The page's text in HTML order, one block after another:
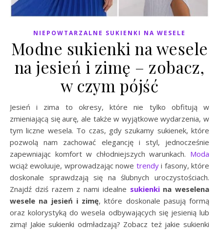
NIEPOWTARZALNE SUKIENKI NA WESELE
Modne sukienki na wesele
na jesień i zimę – zobacz,
w czym pójść
Jesień i zima to okresy, które nie tylko obfitują w
zmieniającą się aurę, ale także w wyjątkowe wydarzenia, w
tym liczne wesela. To czas, gdy szukamy sukienek, które
pozwolą nam zachować elegancję i styl, jednocześnie
zapewniając komfort w chłodniejszych warunkach. Moda
wciąż ewoluuje, wprowadzając nowe trendyi fasony, które
doskonale sprawdzają się na ślubnych uroczystościach.
Znajdź dziś razem z nami idealne sukienkina weselena
wesele na jesień i zimę, które doskonale pasują formą
oraz kolorystyką do wesela odbywających się jesienią lub
zimą! Jakie sukienki odmładzają? Zobacz też jakie sukienki